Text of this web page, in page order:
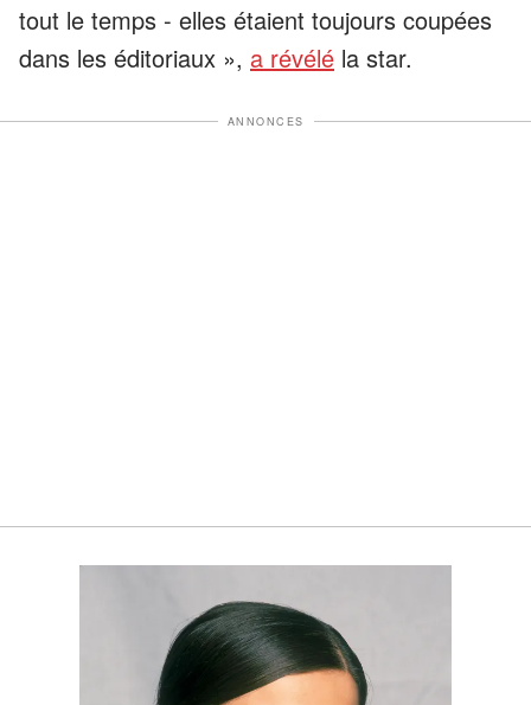
tout le temps - elles étaient toujours coupées
dans les éditoriaux », a révélé la star.
ANNONCES